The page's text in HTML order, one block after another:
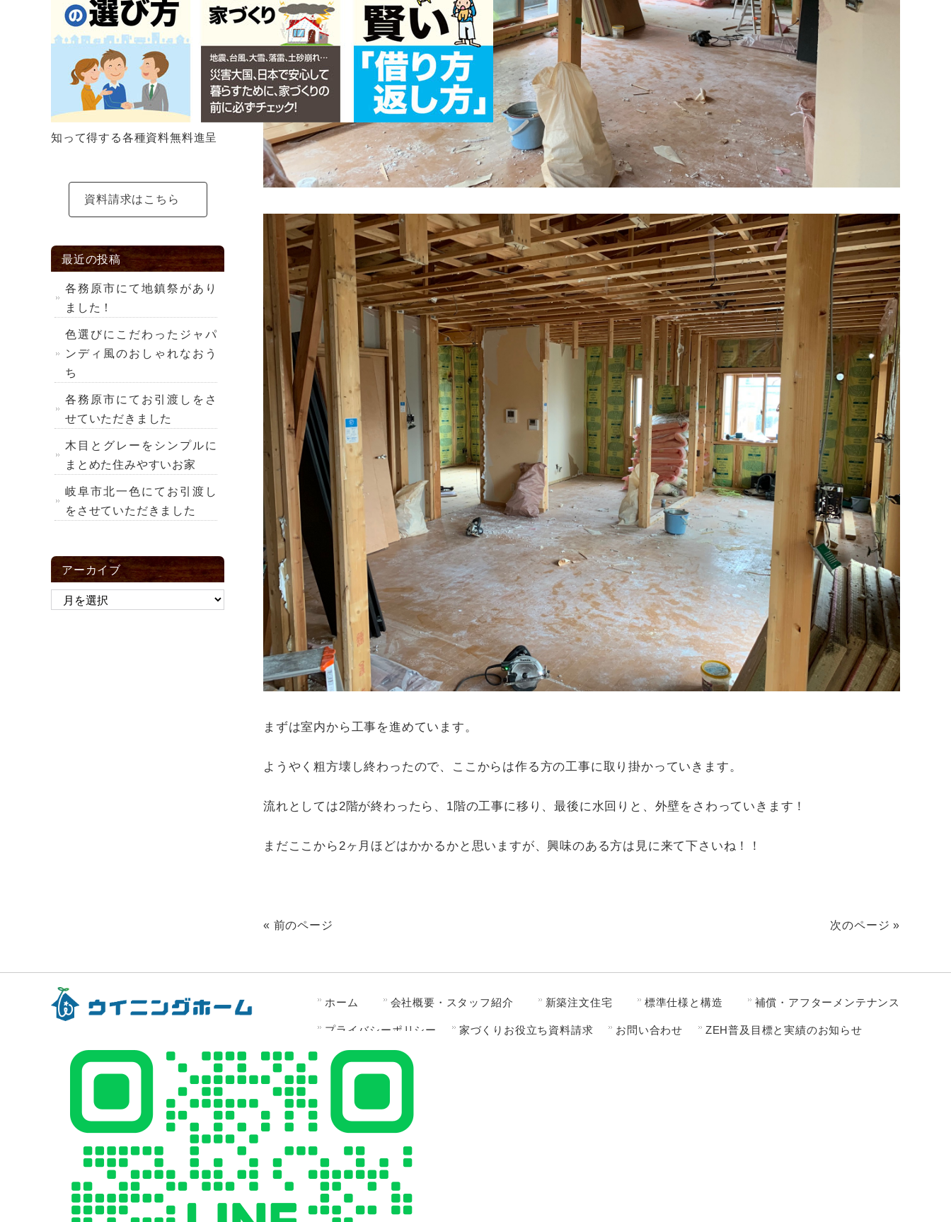
まずは室内から工事を進めています。
ようやく粗方壊し終わったので、ここからは作る方の工事に取り掛かっていきます。
流れとしては2階が終わったら、1階の工事に移り、最後に水回りと、外壁をさわっていきます！
まだここから2ヶ月ほどはかかるかと思いますが、興味のある方は見に来て下さいね！！
« 前のページ 次のページ »
知って得する各種資料無料進呈
資料請求はこちら
最近の投稿
各務原市にて地鎮祭があり
ました！
色選びにこだわったジャパ
ンディ風のおしゃれなおう
ち
各務原市にてお引渡しをさ
せていただきました
木目とグレーをシンプルに
まとめた住みやすいお家
岐阜市北一色にてお引渡し
をさせていただきました
アーカイブ
ホーム 会社概要・スタッフ紹介 新築注文住宅 標準仕様と構造 補償・アフターメンテナンス
プライバシーポリシー 家づくりお役立ち資料請求 お問い合わせ ZEH普及目標と実績のお知らせ